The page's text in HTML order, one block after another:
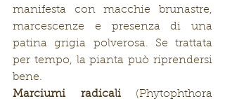
manifesta con macchie brunastre,
marcescenze e presenza di una
patina grigia polverosa. Se trattata
per tempo, la pianta può riprendersi
bene.
Marciumi radicali (Phytophthora